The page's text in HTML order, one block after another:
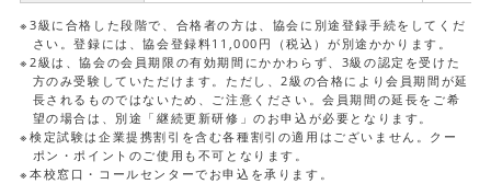
※3級に合格した段階で、合格者の方は、協会に別途登録手続をしてくだ
さい。登録には、協会登録料11,000円（税込）が別途かかります。
※2級は、協会の会員期限の有効期間にかかわらず、3級の認定を受けた
方のみ受験していただけます。ただし、2級の合格により会員期間が延
長されるものではないため、ご注意ください。会員期間の延長をご希
望の場合は、別途「継続更新研修」のお申込が必要となります。
※検定試験は企業提携割引を含む各種割引の適用はございません。クー
ポン・ポイントのご使用も不可となります。
※本校窓口・コールセンターでお申込を承ります。